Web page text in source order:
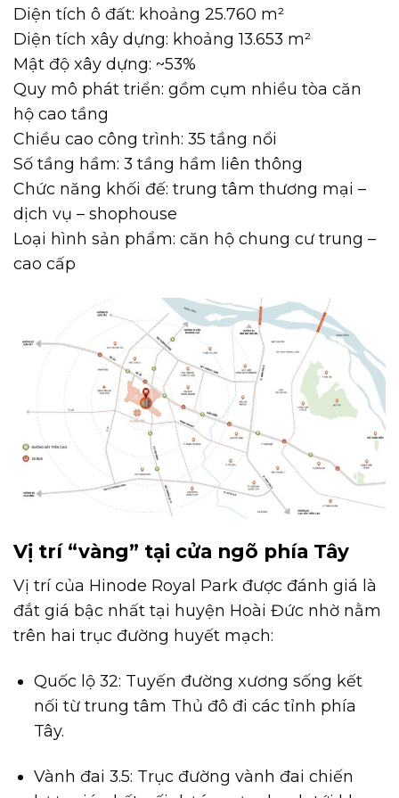
Diện tích ô đất: khoảng 25.760 m²
Diện tích xây dựng: khoảng 13.653 m²
Mật độ xây dựng: ~53%
Quy mô phát triển: gồm cụm nhiều tòa căn
hộ cao tầng
Chiều cao công trình: 35 tầng nổi
Số tầng hầm: 3 tầng hầm liên thông
Chức năng khối đế: trung tâm thương mại –
dịch vụ – shophouse
Loại hình sản phẩm: căn hộ chung cư trung –
cao cấp
Vị trí “vàng” tại cửa ngõ phía Tây
Vị trí của Hinode Royal Park được đánh giá là
đắt giá bậc nhất tại huyện Hoài Đức nhờ nằm
trên hai trục đường huyết mạch:
Quốc lộ 32: Tuyến đường xương sống kết
nối từ trung tâm Thủ đô đi các tỉnh phía
Tây.
Vành đai 3.5: Trục đường vành đai chiến